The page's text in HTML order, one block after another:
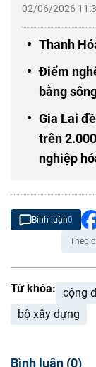
02/06/2026
Thanh
Điểm
bằng
Gia Lai
trên
nghiệp
Bình luận0
Theo
Từ khóa: cộng
bộ xây dựng
Bình luận (0)